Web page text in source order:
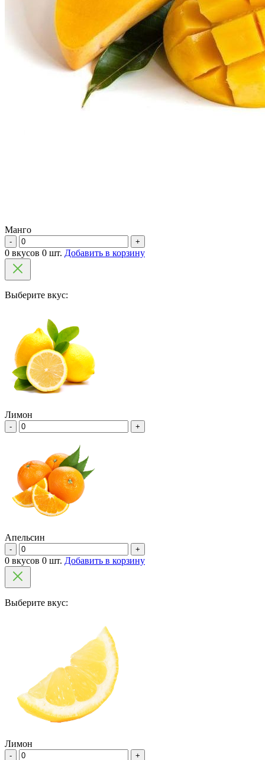
Манго
- +
0 вкусов 0 шт. Добавить в корзину
Выберите вкус:
Лимон
- +
Апельсин
- +
0 вкусов 0 шт. Добавить в корзину
Выберите вкус:
Лимон
- +